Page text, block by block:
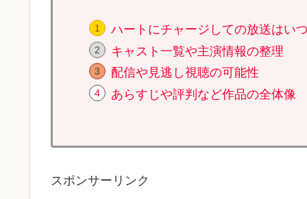
ハートにチャージしての放送はい
キャスト一覧や主演情報の整理
配信や見逃し視聴の可能性
あらすじや評判など作品の全体像
スポンサーリンク